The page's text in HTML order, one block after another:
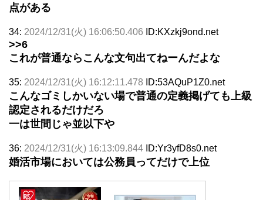
点がある
34: 2024/12/31(火) 16:06:50.406 ID:KXzkj9ond.net
>>6
これが普通ならこんな文句出てねーんだよな
35: 2024/12/31(火) 16:12:11.478 ID:53AQuP1Z0.net
こんなゴミしかいない場で普通の定義掲げても上級
認定されるだけだろ
一は世間じゃ並以下や
36: 2024/12/31(火) 16:13:09.844 ID:Yr3yfD8s0.net
婚活市場においては公務員ってだけで上位